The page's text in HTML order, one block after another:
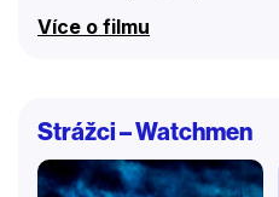
měl vydat až do
Více o filmu
Strážci – Watchmen